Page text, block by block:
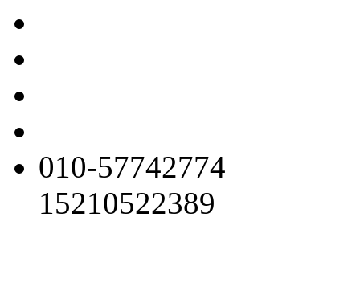
010-57742774
15210522389